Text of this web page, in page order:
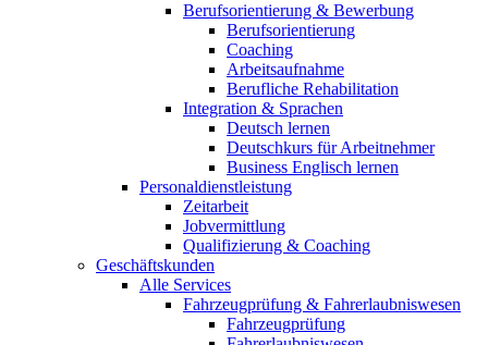
Berufsorientierung & Bewerbung
Berufsorientierung
Coaching
Arbeitsaufnahme
Berufliche Rehabilitation
Integration & Sprachen
Deutsch lernen
Deutschkurs für Arbeitnehmer
Business Englisch lernen
Personaldienstleistung
Zeitarbeit
Jobvermittlung
Qualifizierung & Coaching
Geschäftskunden
Alle Services
Fahrzeugprüfung & Fahrerlaubniswesen
Fahrzeugprüfung